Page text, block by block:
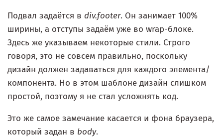
Подвал задаётся в div.footer. Он занимает 100%
ширины, а отступы задаём уже во wrap-блоке.
Здесь же указываем некоторые стили. Строго
говоря, это не совсем правильно, поскольку
дизайн должен задаваться для каждого элемента/
компонента. Но в этом шаблоне дизайн слишком
простой, поэтому я не стал усложнять код.
Это же самое замечание касается и фона браузера,
который задан в body.